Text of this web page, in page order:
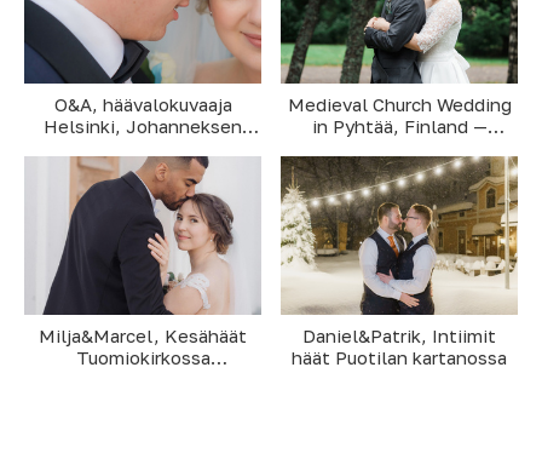
O&A, häävalokuvaaja
Helsinki, Johanneksen
Royal
Medieval Church Wedding
in Pyhtää, Finland —
Milja&Marcel, Kesähäät
Tuomiokirkossa
Daniel&Patrik, Intiimit
häät Puotilan kartanossa